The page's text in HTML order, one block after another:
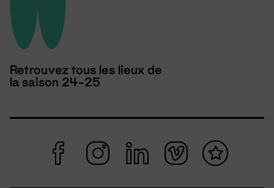
Retrouvez tous les lieux de
la saison 24-25